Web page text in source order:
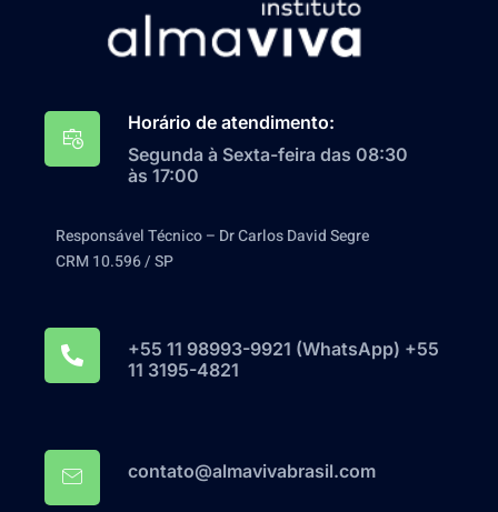
Horário de atendimento:
Segunda à Sexta-feira das 08:30
às 17:00
Responsável Técnico – Dr Carlos David Segre
CRM 10.596 / SP
+55 11 98993-9921‬ (WhatsApp) +55
11 3195-4821
contato@almavivabrasil.com